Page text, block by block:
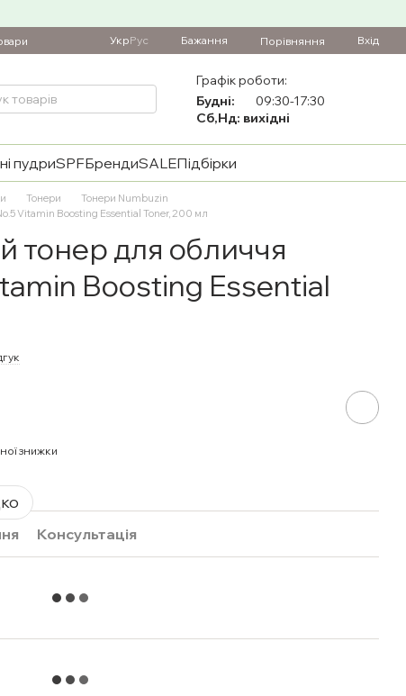
УкрРус Бажання Порівняння Вхід
Графік роботи:
Будні:
09:30-17:30
Сб,Нд: вихідні
пудриSPFБрендиSALEПідбірки
Тонери
Тонери Numbuzin
Vitamin Boosting Essential Toner, 200 мл
тонер для обличчя
Boosting Essential
знижки
Консультація